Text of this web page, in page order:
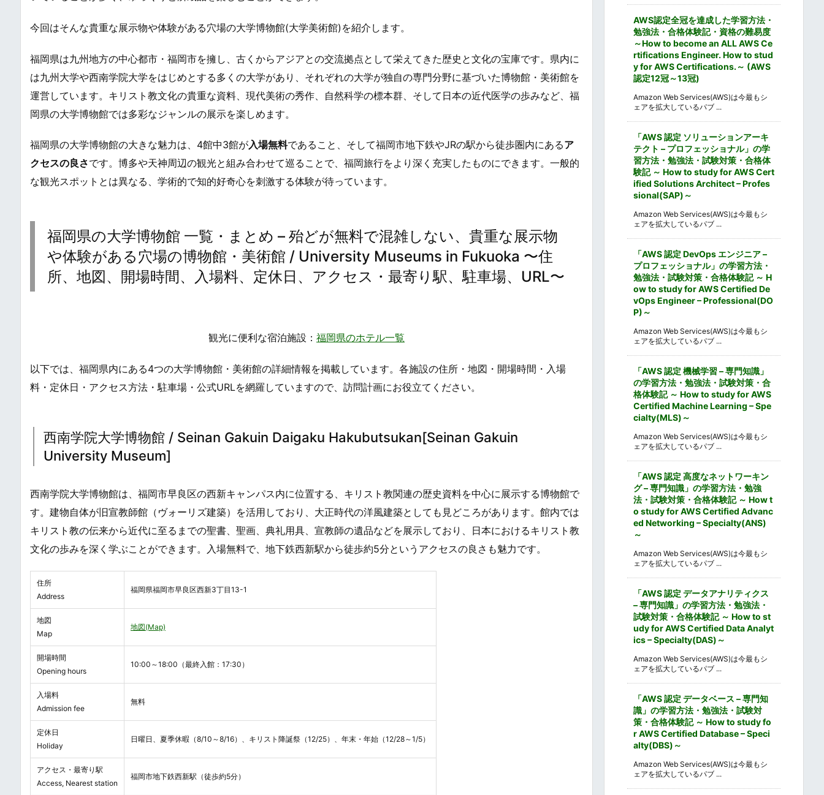
今回はそんな貴重な展示物や体験がある穴場の大学博物館(大学美術館)を紹介します。
福岡県は九州地方の中心都市・福岡市を擁し、古くからアジアとの交流拠点として栄えてきた歴史と文化の宝庫です。県内に
は九州大学や西南学院大学をはじめとする多くの大学があり、それぞれの大学が独自の専門分野に基づいた博物館・美術館を
運営しています。キリスト教文化の貴重な資料、現代美術の秀作、自然科学の標本群、そして日本の近代医学の歩みなど、福
岡県の大学博物館では多彩なジャンルの展示を楽しめます。
福岡県の大学博物館の大きな魅力は、4館中3館が入場無料であること、そして福岡市地下鉄やJRの駅から徒歩圏内にあるア
クセスの良さです。博多や天神周辺の観光と組み合わせて巡ることで、福岡旅行をより深く充実したものにできます。一般的
な観光スポットとは異なる、学術的で知的好奇心を刺激する体験が待っています。
福岡県の大学博物館 一覧・まとめ – 殆どが無料で混雑しない、貴重な展示物
や体験がある穴場の博物館・美術館 / University Museums in Fukuoka 〜住
所、地図、開場時間、入場料、定休日、アクセス・最寄り駅、駐車場、URL〜
観光に便利な宿泊施設： 福岡県のホテル一覧
以下では、福岡県内にある4つの大学博物館・美術館の詳細情報を掲載しています。各施設の住所・地図・開場時間・入場
料・定休日・アクセス方法・駐車場・公式URLを網羅していますので、訪問計画にお役立てください。
西南学院大学博物館 / Seinan Gakuin Daigaku Hakubutsukan[Seinan Gakuin
University Museum]
西南学院大学博物館は、福岡市早良区の西新キャンパス内に位置する、キリスト教関連の歴史資料を中心に展示する博物館で
す。建物自体が旧宣教師館（ヴォーリズ建築）を活用しており、大正時代の洋風建築としても見どころがあります。館内では
キリスト教の伝来から近代に至るまでの聖書、聖画、典礼用具、宣教師の遺品などを展示しており、日本におけるキリスト教
文化の歩みを深く学ぶことができます。入場無料で、地下鉄西新駅から徒歩約5分というアクセスの良さも魅力です。
住所
Address
福岡県福岡市早良区西新3丁目13-1
地図
Map
地図(Map)
開場時間
Opening hours
10:00～18:00（最終入館：17:30）
入場料
Admission fee
無料
定休日
Holiday
日曜日、夏季休暇（8/10～8/16）、キリスト降誕祭（12/25）、年末・年始（12/28～1/5）
アクセス・最寄り駅
Access, Nearest station
福岡市地下鉄西新駅（徒歩約5分）
AWS認定全冠を達成した学習方法・
勉強法・合格体験記・資格の難易度
～How to become an ALL AWS Ce
rtifications Engineer. How to stud
y for AWS Certifications.～ (AWS
認定12冠～13冠)
Amazon Web Services(AWS)は今最もシ
ェアを拡大しているパブ ...
「AWS 認定 ソリューションアーキ
テクト – プロフェッショナル」の学
習方法・勉強法・試験対策・合格体
験記 ～ How to study for AWS Cert
ified Solutions Architect – Profes
sional(SAP)～
Amazon Web Services(AWS)は今最もシ
ェアを拡大しているパブ ...
「AWS 認定 DevOps エンジニア –
プロフェッショナル」の学習方法・
勉強法・試験対策・合格体験記 ～ H
ow to study for AWS Certified De
vOps Engineer – Professional(DO
P)～
Amazon Web Services(AWS)は今最もシ
ェアを拡大しているパブ ...
「AWS 認定 機械学習 – 専門知識」
の学習方法・勉強法・試験対策・合
格体験記 ～ How to study for AWS
Certified Machine Learning – Spe
cialty(MLS)～
Amazon Web Services(AWS)は今最もシ
ェアを拡大しているパブ ...
「AWS 認定 高度なネットワーキン
グ – 専門知識」の学習方法・勉強
法・試験対策・合格体験記 ～ How t
o study for AWS Certified Advanc
ed Networking – Specialty(ANS)
～
Amazon Web Services(AWS)は今最もシ
ェアを拡大しているパブ ...
「AWS 認定 データアナリティクス
– 専門知識」の学習方法・勉強法・
試験対策・合格体験記 ～ How to st
udy for AWS Certified Data Analyt
ics – Specialty(DAS)～
Amazon Web Services(AWS)は今最もシ
ェアを拡大しているパブ ...
「AWS 認定 データベース – 専門知
識」の学習方法・勉強法・試験対
策・合格体験記 ～ How to study fo
r AWS Certified Database – Speci
alty(DBS)～
Amazon Web Services(AWS)は今最もシ
ェアを拡大しているパブ ...